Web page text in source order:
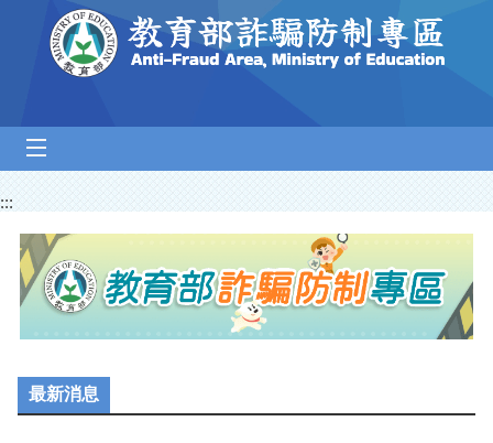
跳到主要內容區塊
:::
最新消息